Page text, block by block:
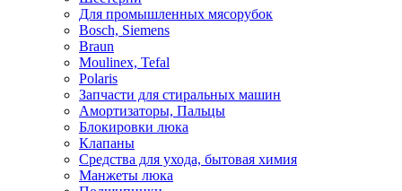
Для промышленных мясорубок
Bosch, Siemens
Braun
Moulinex, Tefal
Polaris
Запчасти для стиральных машин
Амортизаторы, Пальцы
Блокировки люка
Клапаны
Средства для ухода, бытовая химия
Манжеты люка